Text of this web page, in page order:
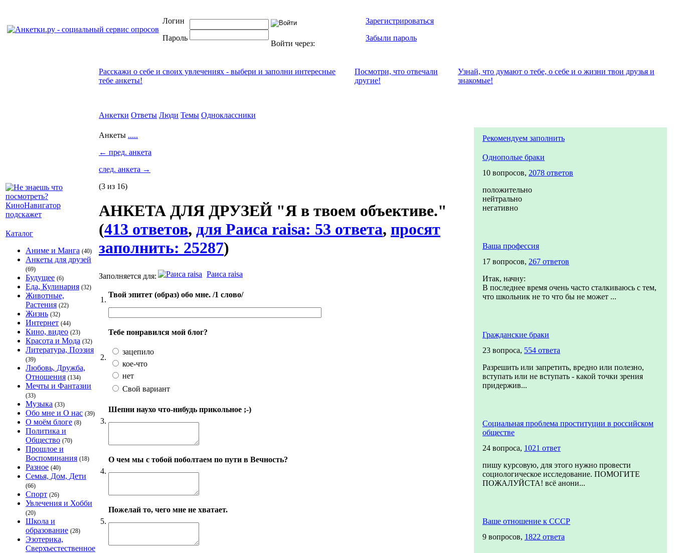
Логин
Пароль
Войти через:
Зарегистрироваться
Забыли пароль
Каталог
Аниме и Манга (40)
Анкеты для друзей
(69)
Будущее (6)
Еда, Кулинария (32)
Животные,
Растения (22)
Жизнь (32)
Интернет (44)
Кино, видео (23)
Красота и Мода (32)
Литература, Поэзия
(39)
Любовь, Дружба,
Отношения (134)
Мечты и Фантазии
(33)
Музыка (33)
Обо мне и О нас (39)
О моём блоге (8)
Политика и
Общество (70)
Прошлое и
Воспоминания (18)
Разное (40)
Семья, Дом, Дети
(66)
Спорт (26)
Увлечения и Хобби
(20)
Школа и
образование (28)
Эзотерика,
Сверхъестественное
Расскажи о себе и своих увлечениях - выбери и заполни интересные
тебе анкеты!
Посмотри, что отвeчали
другие!
Узнай, что думают о тебе, о себе и о жизни твои друзья и
знакомые!
Анкетки Ответы Люди Темы Одноклассники
Анкеты .....
← пред. анкета
след. анкета →
(3 из 16)
АНКЕТА ДЛЯ ДРУЗЕЙ "Я в твоем объективе."
(413 ответов, для Раиса raisa: 53 ответа, просят
заполнить: 25287)
Заполняется для: Раиса raisa
1.
Твой эпитет (образ) обо мне. /1 слово/
2.
Тебе понравился мой блог?
зацепило
кое-что
нет
Свой вариант
3.
Шепни наухо что-нибудь прикольное ;-)
4.
О чем мы с тобой поболтаем по пути в Вечность?
5.
Пожелай то, чего мне не хватает.
Рекомендуем заполнить
Однополые браки
10 вопросов, 2078 ответов
положительно
нейтрально
негативно
Ваша профессия
17 вопросов, 267 ответов
Итак, начну:
В последнее время очень часто сталкиваюсь с тем,
что школьник не то что бы не может ...
Гражданские браки
23 вопроса, 554 ответа
Разрешить или запретить, вредно или полезно,
вступать или не вступать - какой точки зрения
придержив...
Социальная проблема проституции в российском
обществе
24 вопроса, 1021 ответ
пишу курсовую, для этого нужно провести
социологическое исследование. ПОМОГИТЕ
ПОЖАЛУЙСТА! всё анони...
Ваше отношение к СССР
9 вопросов, 1822 ответа